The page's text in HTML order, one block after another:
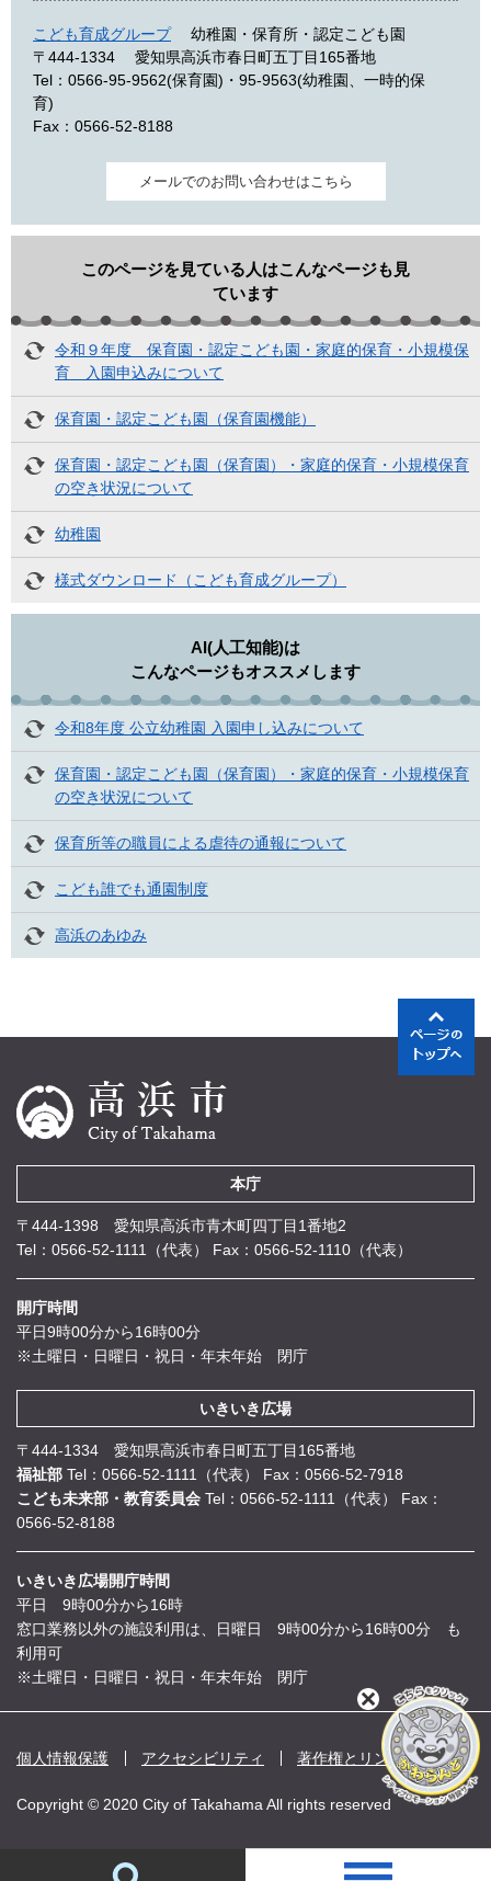
こども育成グループ
幼稚園・保育所・認定こども園
〒444-1334
愛知県高浜市春日町五丁目165番地
Tel：0566-95-9562(保育園)・95-9563(幼稚園、一時的保
育)
Fax：0566-52-8188
メールでのお問い合わせはこちら
このページを見ている人はこんなページも見
ています
令和９年度 保育園・認定こども園・家庭的保育・小規模保
育 入園申込みについて
保育園・認定こども園（保育園機能）
保育園・認定こども園（保育園）・家庭的保育・小規模保育
の空き状況について
幼稚園
様式ダウンロード（こども育成グループ）
AI(人工知能)は
こんなページもオススメします
令和8年度 公立幼稚園 入園申し込みについて
保育園・認定こども園（保育園）・家庭的保育・小規模保育
の空き状況について
保育所等の職員による虐待の通報について
こども誰でも通園制度
高浜のあゆみ
本庁
〒444-1398 愛知県高浜市青木町四丁目1番地2
Tel：0566-52-1111（代表）
Fax：0566-52-1110（代表）
開庁時間
平日9時00分から16時00分
※土曜日・日曜日・祝日・年末年始 閉庁
いきいき広場
〒444-1334 愛知県高浜市春日町五丁目165番地
福祉部 Tel：0566-52-1111（代表）
Fax：0566-52-7918
こども未来部・教育委員会 Tel：0566-52-1111（代表）
Fax：
0566-52-8188
いきいき広場開庁時間
平日 9時00分から16時
窓口業務以外の施設利用は、日曜日 9時00分から16時00分 も
利用可
※土曜日・日曜日・祝日・年末年始 閉庁
個人情報保護 アクセシビリティ 著作権とリンク
Copyright © 2020 City of Takahama All rights reserved
閉